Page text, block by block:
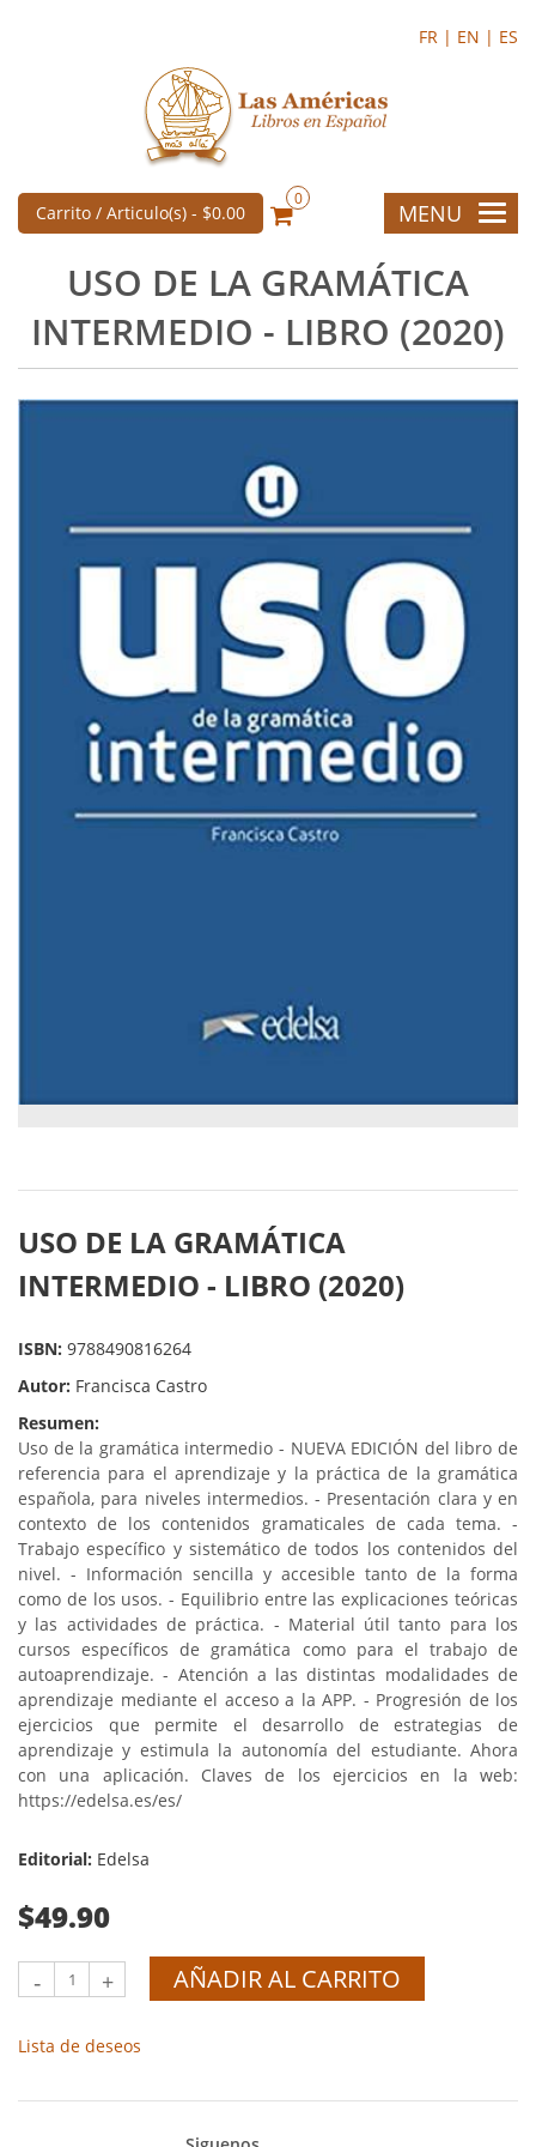
FR | EN | ES
Carrito / Articulo(s) - $0.00
0
MENU
USO DE LA GRAMÁTICA
INTERMEDIO - LIBRO (2020)
USO DE LA GRAMÁTICA
INTERMEDIO - LIBRO (2020)
ISBN: 9788490816264
Autor: Francisca Castro
Resumen:
Uso de la gramática intermedio - NUEVA EDICIÓN del libro de
referencia para el aprendizaje y la práctica de la gramática
española, para niveles intermedios. - Presentación clara y en
contexto de los contenidos gramaticales de cada tema. -
Trabajo específico y sistemático de todos los contenidos del
nivel. - Información sencilla y accesible tanto de la forma
como de los usos. - Equilibrio entre las explicaciones teóricas
y las actividades de práctica. - Material útil tanto para los
cursos específicos de gramática como para el trabajo de
autoaprendizaje. - Atención a las distintas modalidades de
aprendizaje mediante el acceso a la APP. - Progresión de los
ejercicios que permite el desarrollo de estrategias de
aprendizaje y estimula la autonomía del estudiante. Ahora
con una aplicación. Claves de los ejercicios en la web:
https://edelsa.es/es/
Editorial: Edelsa
$49.90
- + AÑADIR AL CARRITO
Lista de deseos